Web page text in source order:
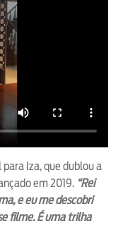
Iza, que dublou a
em 2019. “Rei
e eu me descobri
filme. É uma trilha